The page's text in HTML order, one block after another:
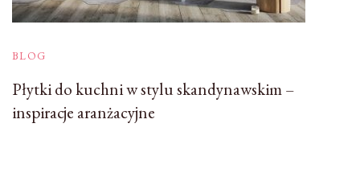
BLOG
Płytki do kuchni w stylu skandynawskim –
inspiracje aranżacyjne